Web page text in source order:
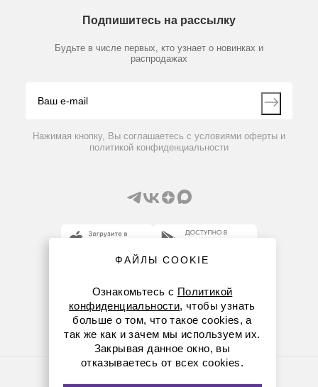
Производители
Мобильное приложение
Партнеры
Контакты
Подпишитесь на рассылку
Будьте в числе первых, кто узнает о новинках и
распродажах
Нажимая кнопку, Вы соглашаетесь с условиями оферты и
политикой конфиденциальности
8-863-303-55-00
ФАЙЛЫ COOKIE
Ознакомьтесь с Политикой
конфиденциальности, чтобы узнать
больше о том, что такое cookies, а
так же как и зачем мы используем их.
Закрывая данное окно, вы
отказываетесь от всех cookies.